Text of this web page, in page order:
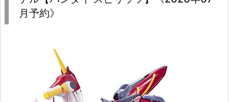
月予約》